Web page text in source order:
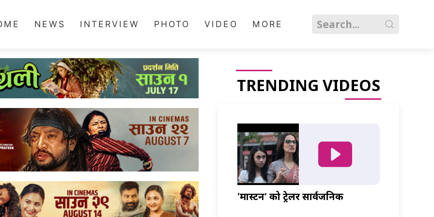
NEWS INTERVIEW PHOTO VIDEO MORE
TRENDING VIDEOS
‘मास्टर्नी’ को ट्रेलर सार्वजनिक